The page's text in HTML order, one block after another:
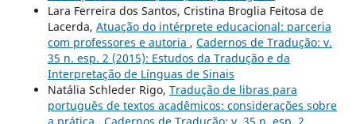
Lara Ferreira dos Santos, Cristina Broglia Feitosa de
Lacerda, Atuação do intérprete educacional: parceria
com professores e autoria , Cadernos de Tradução: v.
35 n. esp. 2 (2015): Estudos da Tradução e da
Interpretação de Línguas de Sinais
Natália Schleder Rigo, Tradução de libras para
português de textos acadêmicos: considerações sobre